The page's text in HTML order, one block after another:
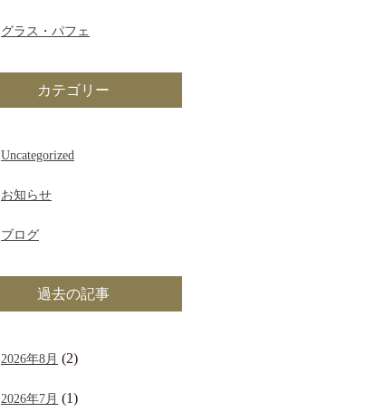
グラス・パフェ
カテゴリー
Uncategorized
お知らせ
ブログ
過去の記事
2026年8月 (2)
2026年7月 (1)